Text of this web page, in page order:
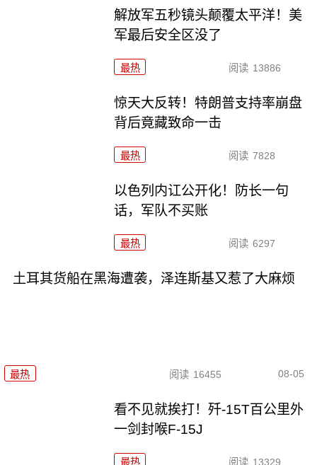
解放军五秒镜头颠覆太平洋！美
军最后安全区没了
最热 阅读 13886
惊天大反转！特朗普支持率崩盘
背后竟藏致命一击
最热 阅读 7828
以色列内讧公开化！防长一句
话，军队不买账
最热 阅读 6297
土耳其货船在黑海遭袭，泽连斯基又惹了大麻烦
最热 阅读 16455 08-05
看不见就挨打！歼-15T百公里外
一剑封喉F-15J
最热 阅读 13329